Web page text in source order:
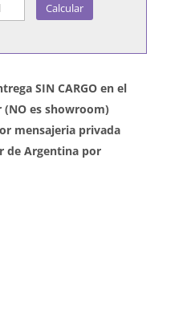
Calcular
SIN CARGO en el
es showroom)
mensajeria privada
de Argentina por